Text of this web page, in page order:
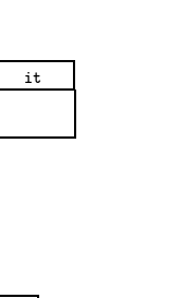
it